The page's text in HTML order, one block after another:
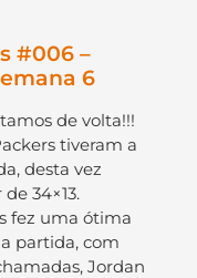
#006 –
6
de volta!!!
tiveram a
desta vez
34×13.
fez uma ótima
partida, com
Jordan